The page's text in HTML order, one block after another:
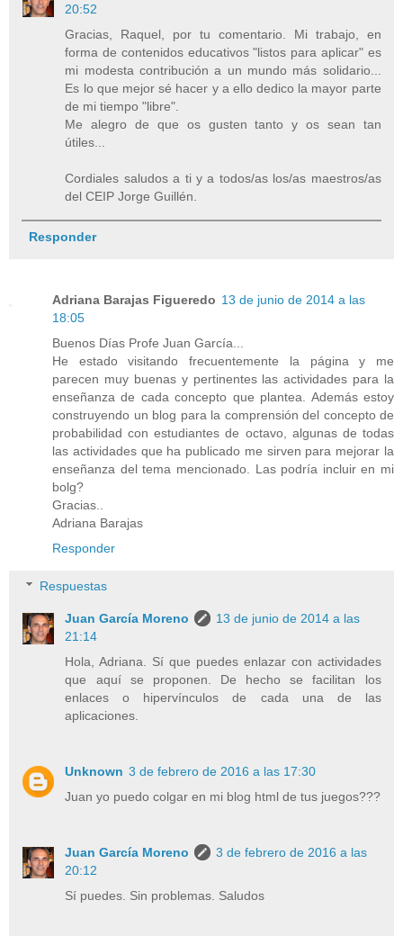
20:52
Gracias, Raquel, por tu comentario. Mi trabajo, en
forma de contenidos educativos "listos para aplicar" es
mi modesta contribución a un mundo más solidario...
Es lo que mejor sé hacer y a ello dedico la mayor parte
de mi tiempo "libre".
Me alegro de que os gusten tanto y os sean tan
útiles...
Cordiales saludos a ti y a todos/as los/as maestros/as
del CEIP Jorge Guillén.
Responder
Adriana Barajas Figueredo 13 de junio de 2014 a las
18:05
Buenos Días Profe Juan García...
He estado visitando frecuentemente la página y me
parecen muy buenas y pertinentes las actividades para la
enseñanza de cada concepto que plantea. Además estoy
construyendo un blog para la comprensión del concepto de
probabilidad con estudiantes de octavo, algunas de todas
las actividades que ha publicado me sirven para mejorar la
enseñanza del tema mencionado. Las podría incluir en mi
bolg?
Gracias..
Adriana Barajas
Responder
Respuestas
Juan García Moreno
13 de junio de 2014 a las
21:14
Hola, Adriana. Sí que puedes enlazar con actividades
que aquí se proponen. De hecho se facilitan los
enlaces o hipervínculos de cada una de las
aplicaciones.
Unknown 3 de febrero de 2016 a las 17:30
Juan yo puedo colgar en mi blog html de tus juegos???
Juan García Moreno
3 de febrero de 2016 a las
20:12
Sí puedes. Sin problemas. Saludos